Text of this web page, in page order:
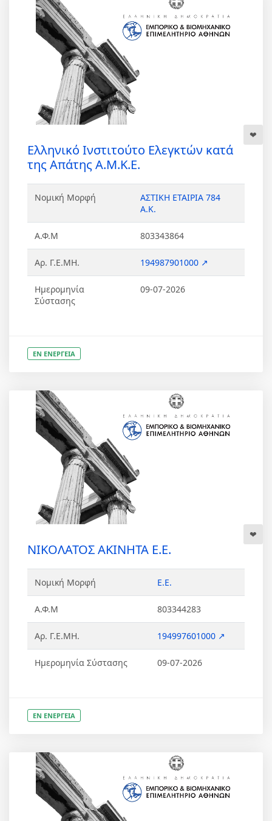
Ελληνικό Ινστιτούτο Ελεγκτών κατά
της Απάτης Α.Μ.Κ.Ε.
Νομική Μορφή
ΑΣΤΙΚΗ ΕΤΑΙΡΙΑ 784
Α.Κ.
Α.Φ.Μ 803343864
Αρ. Γ.Ε.ΜΗ. 194987901000 ↗
Ημερομηνία
Σύστασης
09-07-2026
ΕΝ ΕΝΕΡΓΕΙΑ
ΝΙΚΟΛΑΤΟΣ ΑΚΙΝΗΤΑ Ε.Ε.
Νομική Μορφή Ε.Ε.
Α.Φ.Μ 803344283
Αρ. Γ.Ε.ΜΗ. 194997601000 ↗
Ημερομηνία Σύστασης 09-07-2026
ΕΝ ΕΝΕΡΓΕΙΑ